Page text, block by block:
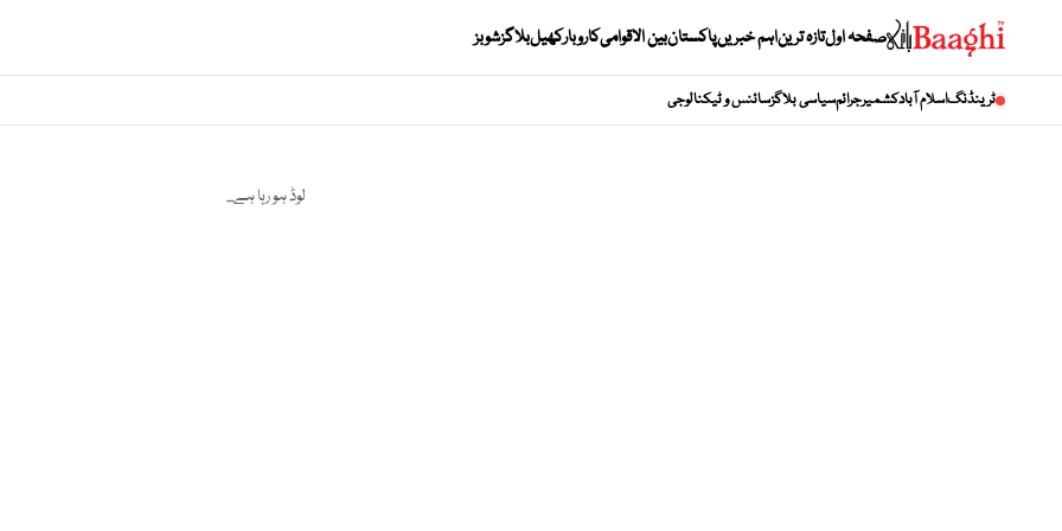
صفحہ اولتازہ تریناہم خبریںپاکستانبین الاقوامیکاروبارکھیلبلاگزشوبز
ٹرینڈنگاسلام آبادکشمیرجرائمسیاسی بلاگزسائنس و ٹیکنالوجی
لوڈ ہو رہا ہے...